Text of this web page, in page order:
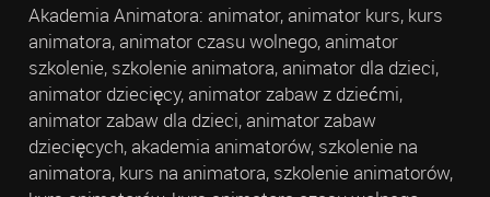
Akademia Animatora: animator, animator kurs, kurs
animatora, animator czasu wolnego, animator
szkolenie, szkolenie animatora, animator dla dzieci,
animator dziecięcy, animator zabaw z dziećmi,
animator zabaw dla dzieci, animator zabaw
dziecięcych, akademia animatorów, szkolenie na
animatora, kurs na animatora, szkolenie animatorów,